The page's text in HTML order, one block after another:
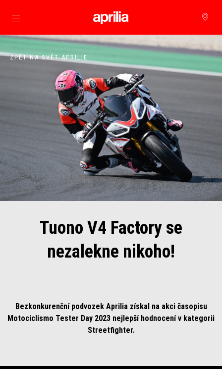
Přejít na hlavní obsah
ZPĚT NA SVĚT APRILIE
Tuono V4 Factory se
nezalekne nikoho!
Bezkonkurenční podvozek Aprilia získal na akci časopisu
Motociclismo Tester Day 2023 nejlepší hodnocení v kategorii
Streetfighter.